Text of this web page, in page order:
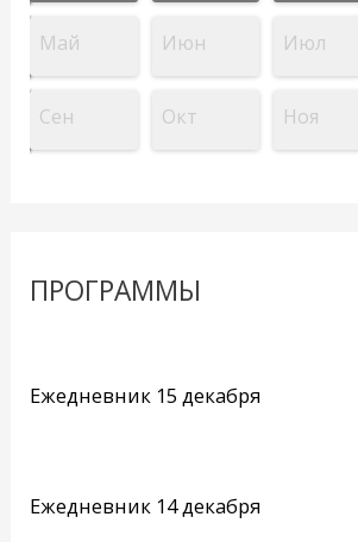
Май Июн Июл
Сен Окт Ноя
ПРОГРАММЫ
Ежедневник 15 декабря
Ежедневник 14 декабря